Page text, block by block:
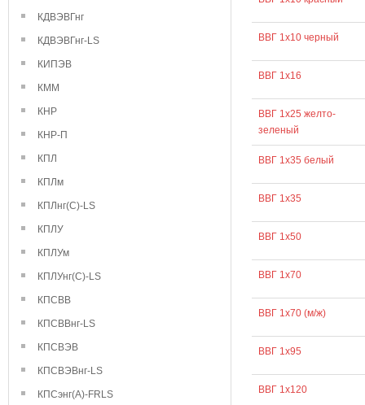
КДВЭВГнг
КДВЭВГнг-LS
КИПЭВ
КММ
КНР
КНР-П
КПЛ
КПЛм
КПЛнг(С)-LS
КПЛУ
КПЛУм
КПЛУнг(С)-LS
КПСВВ
КПСВВнг-LS
КПСВЭВ
КПСВЭВнг-LS
КПСэнг(А)-FRLS
ВВГ 1х10 черный
ВВГ 1х16
ВВГ 1х25 желто-
зеленый
ВВГ 1х35 белый
ВВГ 1х35
ВВГ 1х50
ВВГ 1х70
ВВГ 1х70 (м/ж)
ВВГ 1х95
ВВГ 1х120